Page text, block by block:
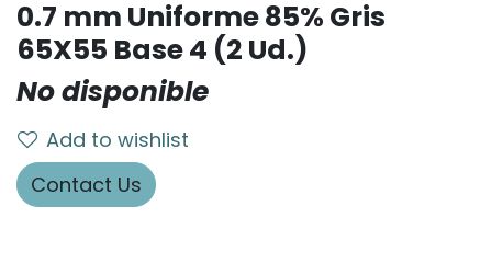
0.7 mm Uniforme 85% Gris
65X55 Base 4 (2 Ud.)
No disponible
Add to wishlist
Contact Us